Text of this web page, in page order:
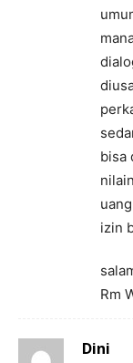
bisa
izin
Rm
Dini